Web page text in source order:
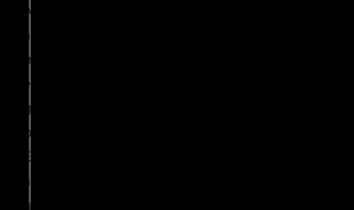
Autószerelő műhelyünk a sok év alatt
annyi rutinra tett szert, hogy az adott
márkákra szakosodott autószervízekkel
ellentétben mi szinte bármilyen típusú
gépjármű javítását vállalni tudjuk,
prfesszionális minőség mellet.
Egyik fő szolgáltatási tevékenységünk az
autóvillamosság, ahol a régebbi és az
újabb gépjárművek autóvillamossági